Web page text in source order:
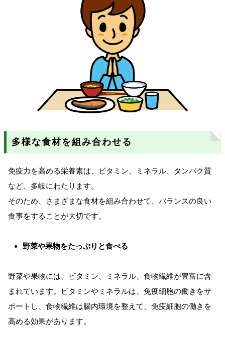
多様な食材を組み合わせる
免疫力を高める栄養素は、ビタミン、ミネラル、タンパク質
など、多岐にわたります。
そのため、さまざまな食材を組み合わせて、バランスの良い
食事をすることが大切です。
野菜や果物をたっぷりと食べる
野菜や果物には、ビタミン、ミネラル、食物繊維が豊富に含
まれています。ビタミンやミネラルは、免疫細胞の働きをサ
ポートし、食物繊維は腸内環境を整えて、免疫細胞の働きを
高める効果があります。